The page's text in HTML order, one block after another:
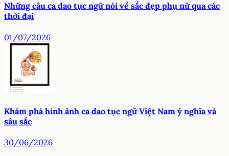
Những câu ca dao tục ngữ nói về sắc đẹp phụ nữ qua các
thời đại
01/07/2026
Khám phá hình ảnh ca dao tục ngữ Việt Nam ý nghĩa và
sâu sắc
30/06/2026